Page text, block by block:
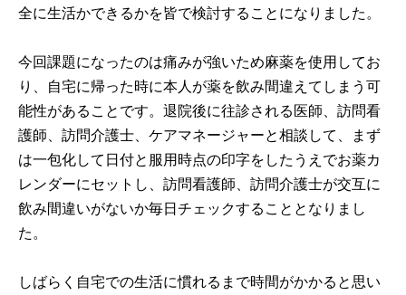
全に生活かできるかを皆で検討することになりました。
今回課題になったのは痛みが強いため麻薬を使用してお
り、自宅に帰った時に本人が薬を飲み間違えてしまう可
能性があることです。退院後に往診される医師、訪問看
護師、訪問介護士、ケアマネージャーと相談して、まず
は一包化して日付と服用時点の印字をしたうえでお薬カ
レンダーにセットし、訪問看護師、訪問介護士が交互に
飲み間違いがないか毎日チェックすることとなりまし
た。
しばらく自宅での生活に慣れるまで時間がかかると思い